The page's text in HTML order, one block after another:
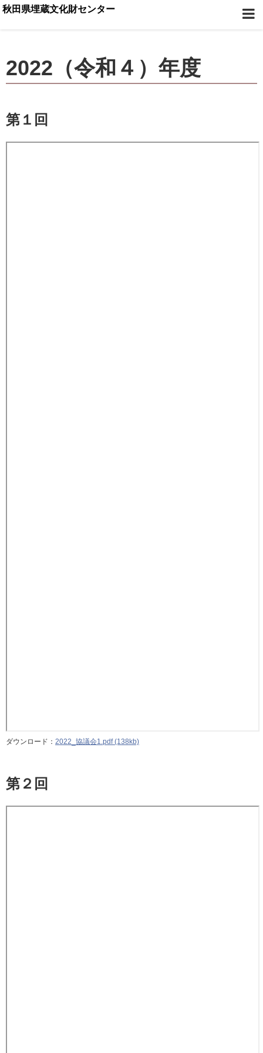
秋田県埋蔵文化財センター
2022（令和４）年度
第１回
ダウンロード： 2022_協議会1.pdf (138kb)
第２回